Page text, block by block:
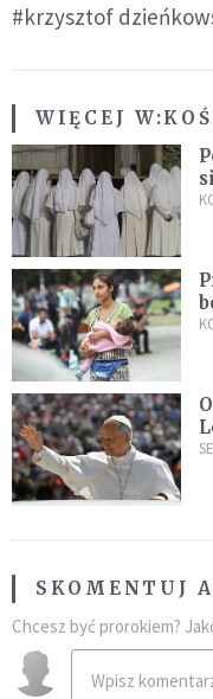
#krzysztof
WIĘCEJ W:
SKOMENTUJ
Chcesz być prorokiem?